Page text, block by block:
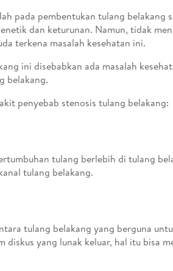
pada pembentukan tulang belakang
dan keturunan. Namun, tidak
terkena masalah kesehatan ini.
ini disebabkan ada masalah
belakang.
penyebab stenosis tulang belakang:
tulang berlebih di tulang
tulang belakang.
tulang belakang yang berguna
diskus yang lunak keluar, hal itu bisa